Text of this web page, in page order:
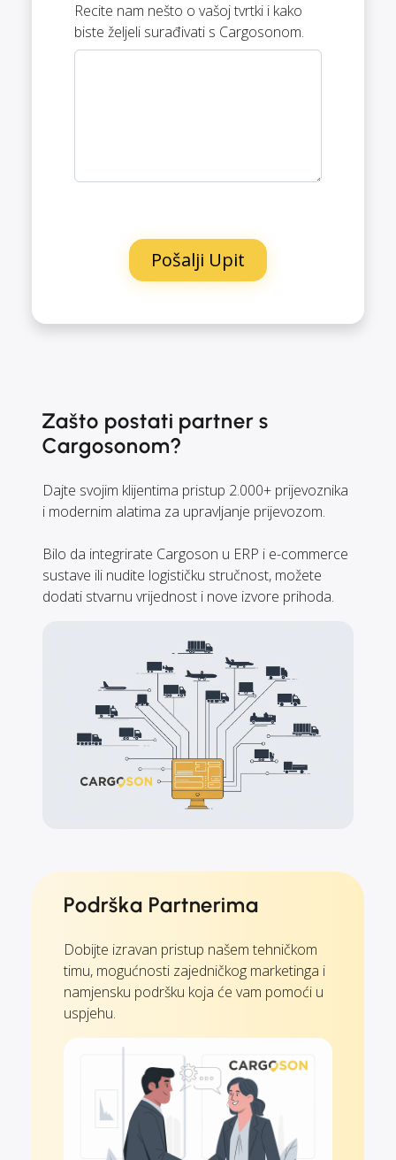
Recite nam nešto o vašoj tvrtki i kako
biste željeli surađivati s Cargosonom.
Zašto postati partner s
Cargosonom?
Dajte svojim klijentima pristup 2.000+ prijevoznika
i modernim alatima za upravljanje prijevozom.
Bilo da integrirate Cargoson u ERP i e-commerce
sustave ili nudite logističku stručnost, možete
dodati stvarnu vrijednost i nove izvore prihoda.
Podrška Partnerima
Dobijte izravan pristup našem tehničkom
timu, mogućnosti zajedničkog marketinga i
namjensku podršku koja će vam pomoći u
uspjehu.